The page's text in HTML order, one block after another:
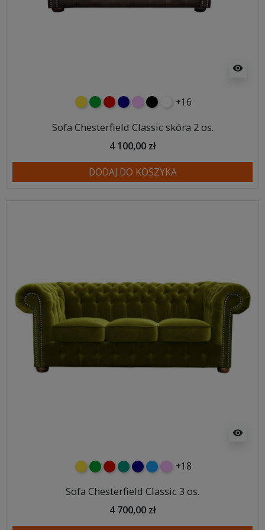
visibility
żółtyzielonyczerwony
granatowy
różowyczarnybiały+16
Sofa Chesterfield Classic skóra 2 os.
4 100,00 zł
DODAJ DO KOSZYKA
visibility
żółtyzielonyczerwony
turkusowy
granatowy
niebieski
różowy
+18
Sofa Chesterfield Classic 3 os.
4 700,00 zł